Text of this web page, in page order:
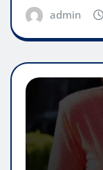
admin